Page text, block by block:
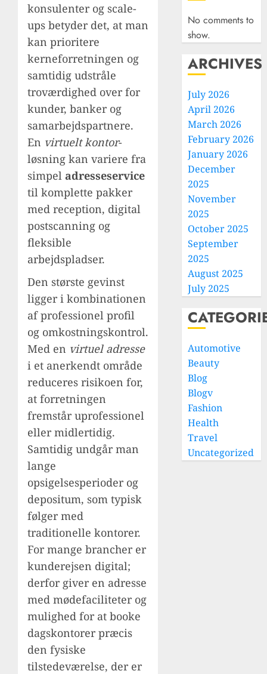
konsulenter og scale-
ups betyder det, at man
kan prioritere
kerneforretningen og
samtidig udstråle
troværdighed over for
kunder, banker og
samarbejdspartnere.
En virtuelt kontor-
løsning kan variere fra
simpel adresseservice
til komplette pakker
med reception, digital
postscanning og
fleksible
arbejdspladser.
Den største gevinst
ligger i kombinationen
af professionel profil
og omkostningskontrol.
Med en virtuel adresse
i et anerkendt område
reduceres risikoen for,
at forretningen
fremstår uprofessionel
eller midlertidig.
Samtidig undgår man
lange
opsigelsesperioder og
depositum, som typisk
følger med
traditionelle kontorer.
For mange brancher er
kunderejsen digital;
derfor giver en adresse
med mødefaciliteter og
mulighed for at booke
dagskontorer præcis
den fysiske
tilstedeværelse, der er
No comments to
show.
ARCHIVES
July 2026
April 2026
March 2026
February 2026
January 2026
December
2025
November
2025
October 2025
September
2025
August 2025
July 2025
Automotive
Beauty
Blog
Blogv
Fashion
Health
Travel
Uncategorized